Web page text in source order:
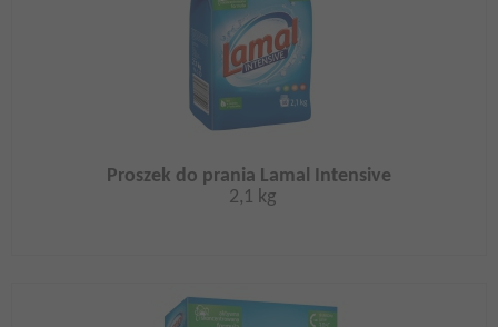
Proszek do prania Lamal Intensive
2,1 kg